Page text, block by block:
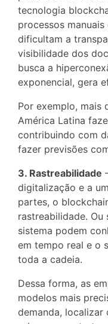
tecnologia
processos
dificultam a
visibilidade dos
busca a
exponencial, gera
Por exemplo, mais
América Latina
contribuindo com
fazer previsões
3. Rastreabilidade
digitalização e a
partes, o
rastreabilidade.
sistema podem
em tempo real e o
toda a cadeia.
Dessa forma, as
modelos mais
demanda,